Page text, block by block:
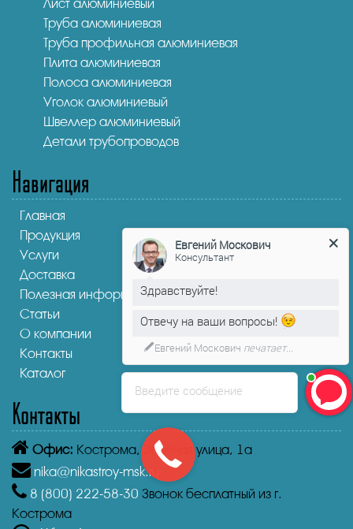
Лист алюминиевый
Труба алюминиевая
Труба профильная алюминиевая
Плита алюминиевая
Полоса алюминиевая
Уголок алюминиевый
Швеллер алюминиевый
Детали трубопроводов
Навигация
Главная
Продукция
Услуги
Доставка
Полезная информация
Статьи
О компании
Контакты
Каталог
Контакты
Офис: Кострома,Зелёная улица, 1а
nika@nikastroy-msk.ru
8 (800) 222-58-30 Звонок бесплатный из г.
Кострома
Введите сообщение
Евгений Москович
Консультант
Здравствуйте!
Отвечу на ваши вопросы!
Евгений Москович печатает...